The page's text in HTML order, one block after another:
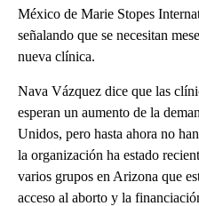
México de Marie Stopes
señalando que se necesitan
nueva clínica.
Nava Vázquez dice que las
esperan un aumento de la
Unidos, pero hasta ahora no
la organización ha estado
varios grupos en Arizona que
acceso al aborto y la